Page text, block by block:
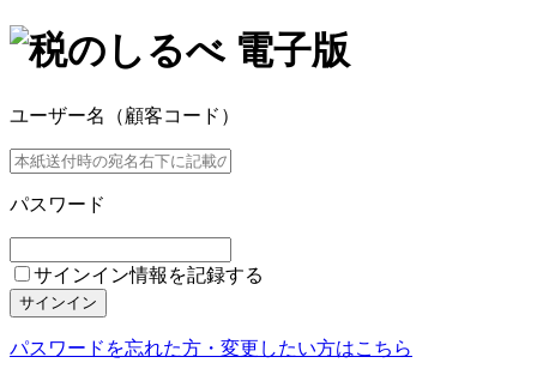
ユーザー名（顧客コード）
パスワード
サインイン情報を記録する
サインイン
パスワードを忘れた方・変更したい方はこちら